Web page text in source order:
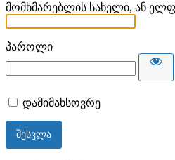
მომხმარებლის სახელი, ან
პაროლი
დამიმახსოვრე